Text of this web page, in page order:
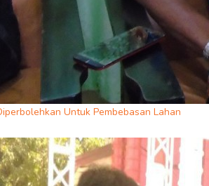
Untuk Pembebasan Lahan